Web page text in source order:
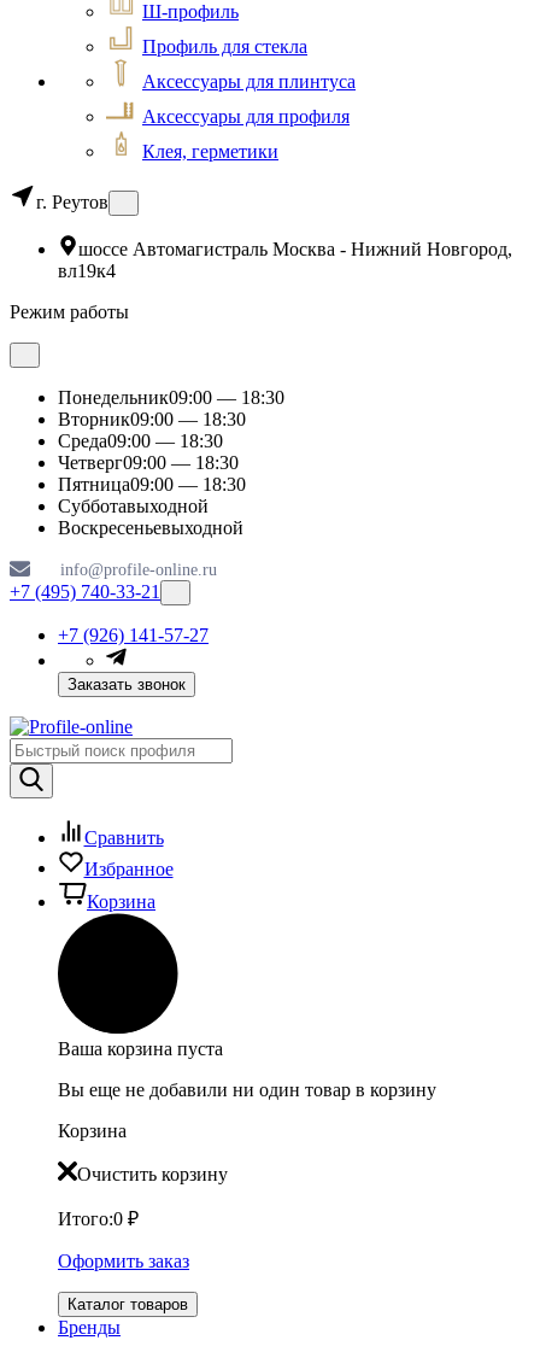
Ш-профиль
Профиль для стекла
Аксессуары для плинтуса
Аксессуары для профиля
Клея, герметики
г. Реутов
шоссе Автомагистраль Москва - Нижний Новгород,
вл19к4
Режим работы
Понедельник09:00 — 18:30
Вторник09:00 — 18:30
Среда09:00 — 18:30
Четверг09:00 — 18:30
Пятница09:00 — 18:30
Субботавыходной
Воскресеньевыходной
info@profile-online.ru
+7 (495) 740-33-21
+7 (926) 141-57-27
Заказать звонок
Сравнить
Избранное
Корзина
Ваша корзина пуста
Вы еще не добавили ни один товар в корзину
Корзина
Очистить корзину
Итого:0 ₽
Оформить заказ
Каталог товаров
Бренды